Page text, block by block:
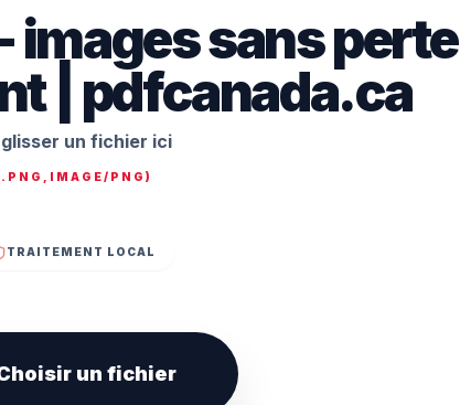
images sans perte
| pdfcanada.ca
un fichier ici
.PNG,IMAGE/PNG )
TRAITEMENT LOCAL
un fichier